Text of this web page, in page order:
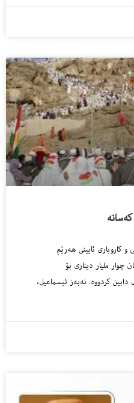
و کاروباری ئایینی هەرێم
چوار ملیار دیناری بۆ
کردووە. نەبەز ئیسماعیل،